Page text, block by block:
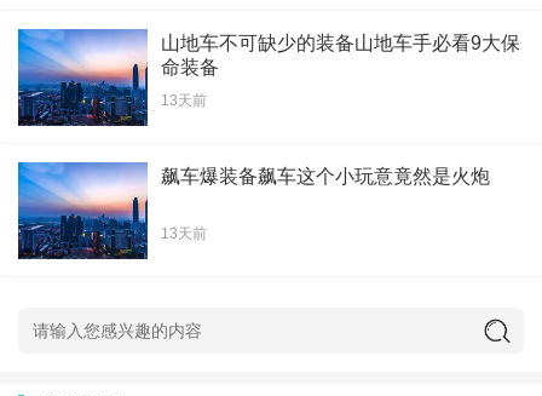
山地车不可缺少的装备山地车手必看9大保
命装备
13天前
飙车爆装备飙车这个小玩意竟然是火炮
13天前